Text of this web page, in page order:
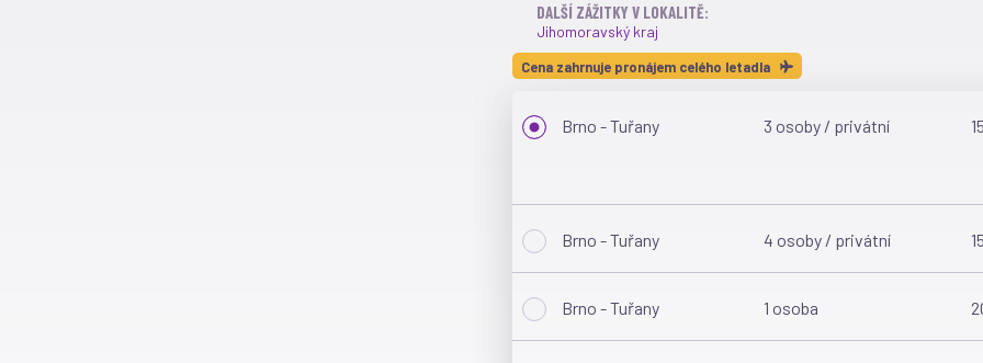
Ostrava
Paha - Letňany
Plzeň
Prostějov
Sazená
DALŠÍ ZÁŽITKY V LOKALITĚ:
Jihomoravský kraj
Cena zahrnuje pronájem celého letadla
Brno - Tuřany 3 osoby / privátní
Brno - Tuřany 4 osoby / privátní
Brno - Tuřany 1 osoba